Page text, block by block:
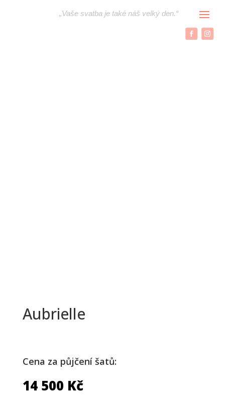
„Vaše svatba je také náš velký den.“
Aubrielle
Cena za půjčení šatů:
14 500 Kč